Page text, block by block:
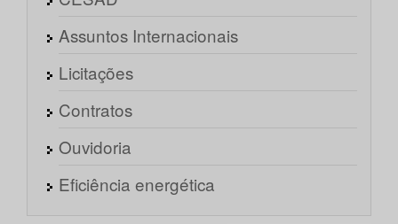
Assuntos Internacionais
Licitações
Contratos
Ouvidoria
Eficiência energética